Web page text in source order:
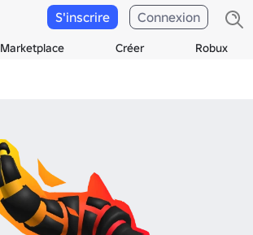
Marketplace Créer Robux
S'inscrire Connexion